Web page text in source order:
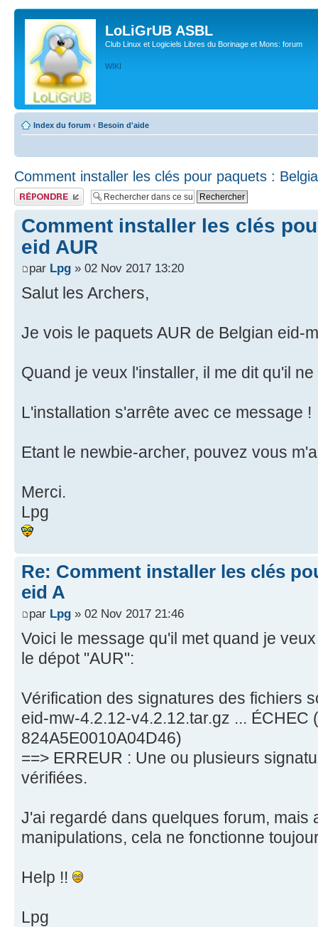
LoLiGrUB ASBL
Club Linux et Logiciels Libres du Borinage et Mons: forum
WIKI
Index du forum ‹ Besoin d'aide
Comment installer les clés pour paquets :
Publier une réponse
Comment installer les clés
eid AUR
par Lpg » 02 Nov 2017 13:20
Salut les Archers,
Je vois le paquets AUR de Belgian eid-
Quand je veux l'installer, il me dit qu'il
L'installation s'arrête avec ce message !
Etant le newbie-archer, pouvez vous
Merci.
Lpg
Re: Comment installer les clés
eid A
par Lpg » 02 Nov 2017 21:46
Voici le message qu'il met quand je
le dépot "AUR":
Vérification des signatures des fichiers
eid-mw-4.2.12-v4.2.12.tar.gz ... ÉCHEC
824A5E0010A04D46)
==> ERREUR : Une ou plusieurs
vérifiées.
J'ai regardé dans quelques forum, mais
manipulations, cela ne fonctionne
Help !!
Lpg